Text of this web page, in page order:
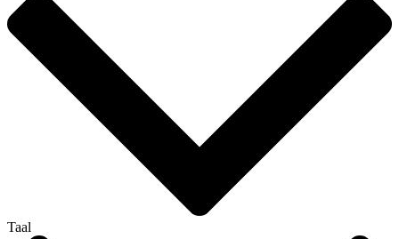
Taal